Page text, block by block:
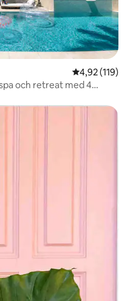
4,92 av 5 i
4,92 (119)
och retreat med 4